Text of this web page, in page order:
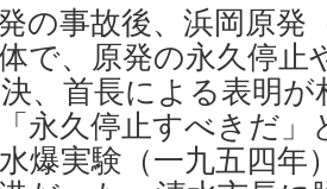
の事故後、浜岡原発
で、原発の永久停止
、首長による表明
永久停止すべきだ」
爆実験（一九五四年